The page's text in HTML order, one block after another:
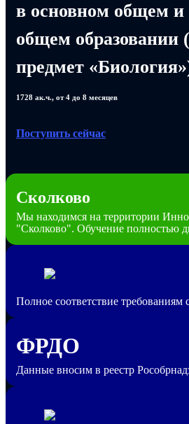
в основном общем и
общем образовании
предмет
1728 ак.ч., от 4 до 8 месяцев
Поступить сейчас
Сколково
Мы находимся на территории
"Сколково". Обучение полностью
Полное соответствие требованиям
ФРДО
Данные вносим в реестр